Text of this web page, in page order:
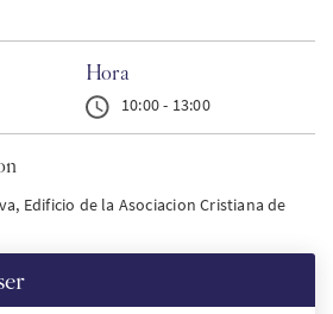
FI
Hora
10:00 - 13:00
Edificio de la Asociacion Cristiana de